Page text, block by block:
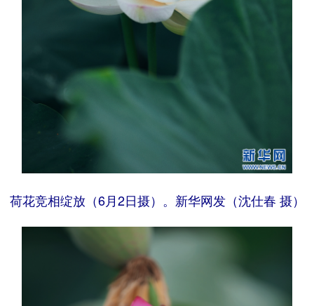
荷花竞相绽放（6月2日摄）。新华网发（沈仕春 摄）